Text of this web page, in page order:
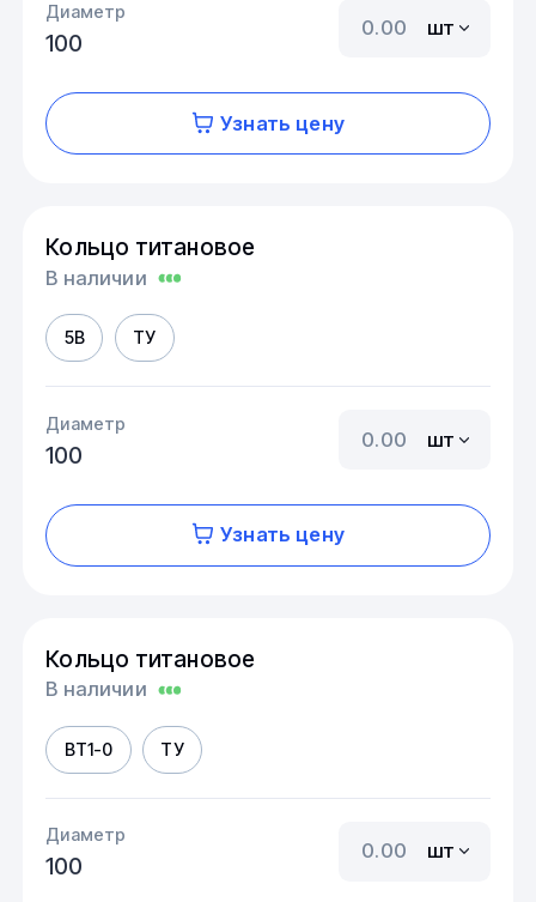
Диаметр
100
шт
Узнать цену
Кольцо титановое
В наличии
5В ТУ
Диаметр
100
шт
Узнать цену
Кольцо титановое
В наличии
ВТ1-0 ТУ
Диаметр
100
шт